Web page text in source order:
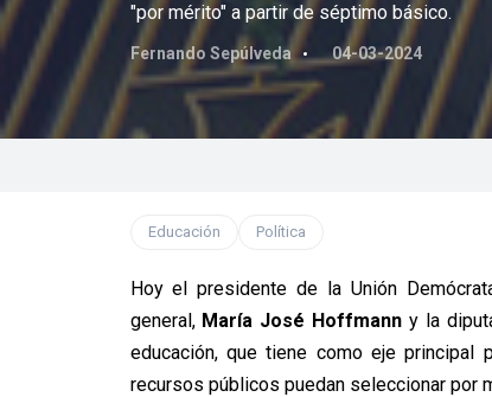
"por mérito" a partir de séptimo básico.
Fernando Sepúlveda 04-03-2024
Educación Política
Hoy el presidente de la Unión
general, María José Hoffmann y la
educación, que tiene como eje principal
recursos públicos puedan seleccionar por